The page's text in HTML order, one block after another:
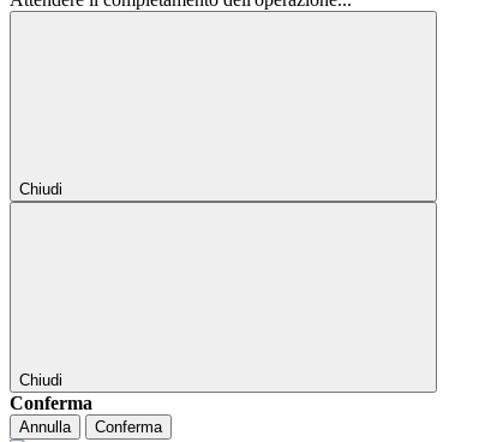
Chiudi
Chiudi
Conferma
Annulla Conferma